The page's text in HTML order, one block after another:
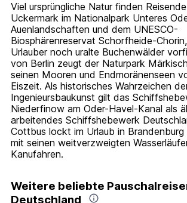
Viel ursprüngliche Natur finden
Uckermark im Nationalpark Unteres
Auenlandschaften und dem UNESCO-
Biosphärenreservat Schorfheide-
Urlauber noch uralte Buchenwälder
von Berlin zeugt der Naturpark
seinen Mooren und Endmoränenseen
Eiszeit. Als historisches Wahrzeichen
Ingenieursbaukunst gilt das
Niederfinow am Oder-Havel-Kanal als
arbeitendes Schiffshebewerk
Cottbus lockt im Urlaub in Brandenburg
mit seinen weitverzweigten
Kanufahren.
Weitere beliebte
Deutschland